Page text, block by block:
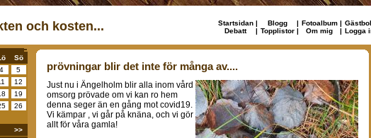
och kosten... Startsidan | Blogg | Fotoalbum |
Debatt
| Topplistor | Om mig | Logga
Sö
4
5
12
19
26
>>
prövningar blir det inte för många av....
Just nu i Ängelholm blir alla inom vård
omsorg prövade om vi kan ro hem
denna seger än en gång mot covid19.
Vi kämpar , vi går på knäna, och vi gör
allt för våra gamla!